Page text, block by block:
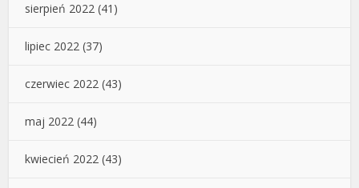
sierpień 2022 (41)
lipiec 2022 (37)
czerwiec 2022 (43)
maj 2022 (44)
kwiecień 2022 (43)